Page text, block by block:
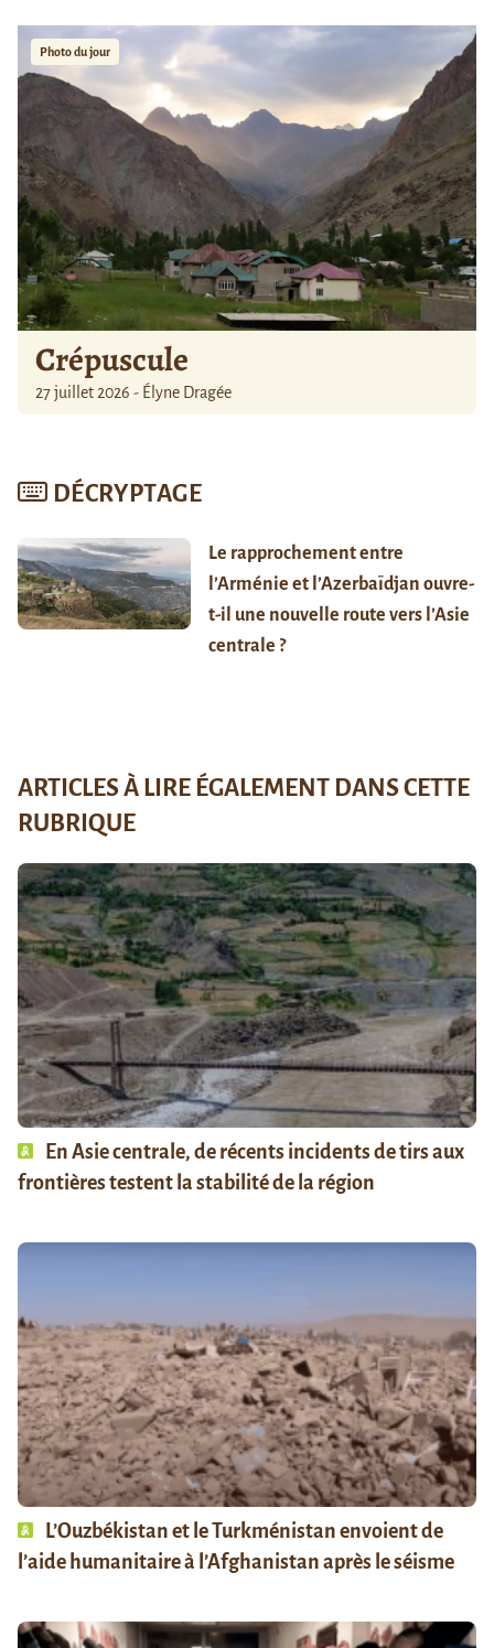
Photo du jour
Crépuscule
27 juillet 2026 - Élyne Dragée
DÉCRYPTAGE
Le rapprochement entre
l’Arménie et l’Azerbaïdjan ouvre-
t-il une nouvelle route vers l’Asie
centrale ?
ARTICLES À LIRE ÉGALEMENT DANS CETTE
RUBRIQUE
En Asie centrale, de récents incidents de tirs aux
frontières testent la stabilité de la région
L’Ouzbékistan et le Turkménistan envoient de
l’aide humanitaire à l’Afghanistan après le séisme